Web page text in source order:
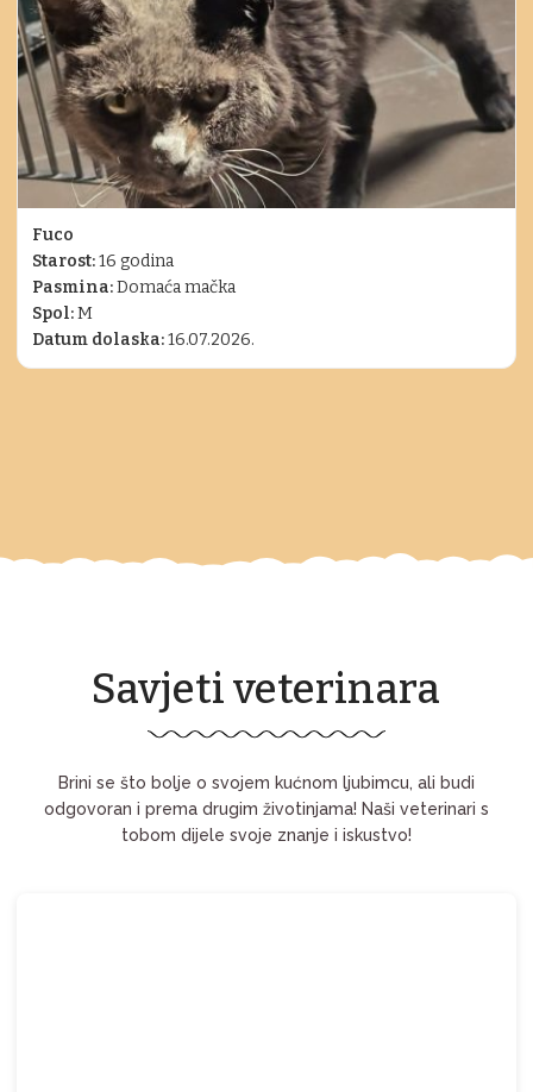
Fuco
Starost:16 godina
Pasmina:Domaća mačka
Spol:M
Datum dolaska:16.07.2026.
Savjeti veterinara
Brini se što bolje o svojem kućnom ljubimcu, ali budi
odgovoran i prema drugim životinjama! Naši veterinari s
tobom dijele svoje znanje i iskustvo!